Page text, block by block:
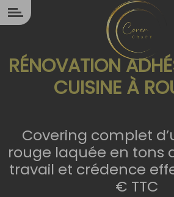
Panneau de gestion des cookies
RÉNOVATION
CUISINE À
Covering complet
rouge laquée en tons
travail et crédence
€ TTC